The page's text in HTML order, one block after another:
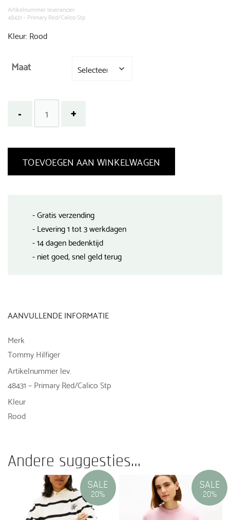
€ 119,99.
Artikelnummer leverancier:
48431 - Primary Red/Calico Stp
Kleur: Rood
Maat
TOEVOEGEN AAN WINKELWAGEN
- Gratis verzending
- Levering 1 tot 3 werkdagen
- 14 dagen bedenktijd
- niet goed, snel geld terug
AANVULLENDE INFORMATIE
Merk
Tommy Hilfiger
Artikelnummer lev.
48431 – Primary Red/Calico Stp
Kleur
Rood
Andere suggesties…
SALE
20%
SALE
20%